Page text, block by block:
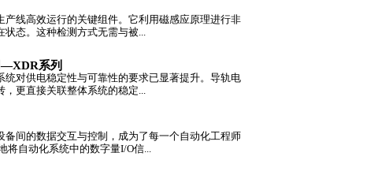
线高效运行的关键组件。它利用磁感应原理进行非
态。这种检测方式无需与被...
—XDR系列
对供电稳定性与可靠性的要求已显著提升。导轨电
更直接关联整体系统的稳定...
间的数据交互与控制，成为了每一个自动化工程师
将自动化系统中的数字量I/O信...